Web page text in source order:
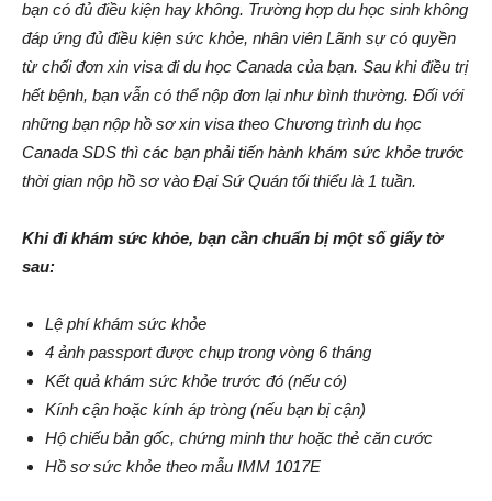
bạn có đủ điều kiện hay không. Trường hợp du học sinh không
đáp ứng đủ điều kiện sức khỏe, nhân viên Lãnh sự có quyền
từ chối đơn xin visa đi du học Canada của bạn. Sau khi điều trị
hết bệnh, bạn vẫn có thể nộp đơn lại như bình thường. Đối với
những bạn nộp hồ sơ xin visa theo Chương trình du học
Canada SDS thì các bạn phải tiến hành khám sức khỏe trước
thời gian nộp hồ sơ vào Đại Sứ Quán tối thiểu là 1 tuần.
Khi đi khám sức khỏe, bạn cần chuẩn bị một số giấy tờ
sau:
Lệ phí khám sức khỏe
4 ảnh passport được chụp trong vòng 6 tháng
Kết quả khám sức khỏe trước đó (nếu có)
Kính cận hoặc kính áp tròng (nếu bạn bị cận)
Hộ chiếu bản gốc, chứng minh thư hoặc thẻ căn cước
Hồ sơ sức khỏe theo mẫu IMM 1017E